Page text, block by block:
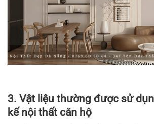
3. Vật liệu thường được sử
kế nội thất căn hộ